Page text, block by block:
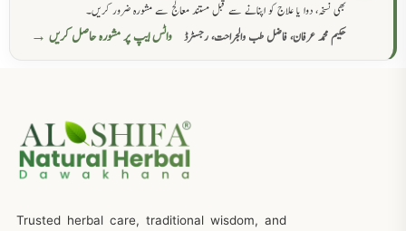
بھی نسخہ، دوا یا علاج کو اپنانے سے قبل مستند معالج سے مشورہ ضرور کریں۔
حکیم محمد عرفان، فاضل طب والجراحت، رجسٹرڈ
واٹس ایپ پر مشورہ حاصل کریں →
Trusted herbal care, traditional wisdom, and